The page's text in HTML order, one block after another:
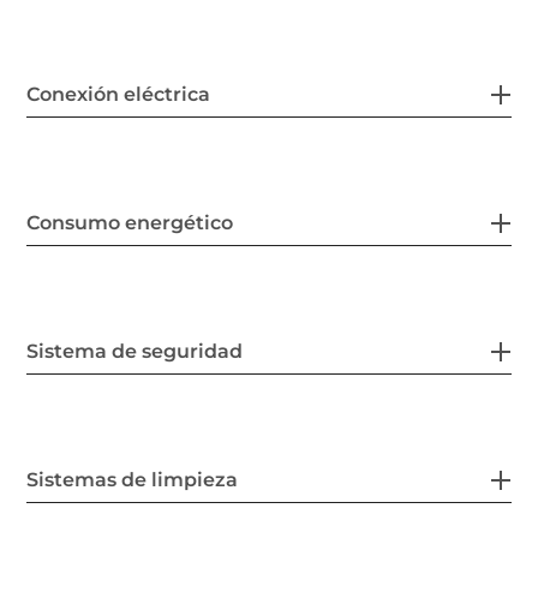
Conexión eléctrica
Consumo energético
Sistema de seguridad
Sistemas de limpieza